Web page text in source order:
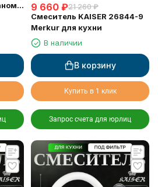
9 660 ₽21 260 ₽
Смеситель KAISER 26844-9
Merkur для кухни
В наличии
В корзину
Купить в 1 клик
Запрос счета для юрлиц